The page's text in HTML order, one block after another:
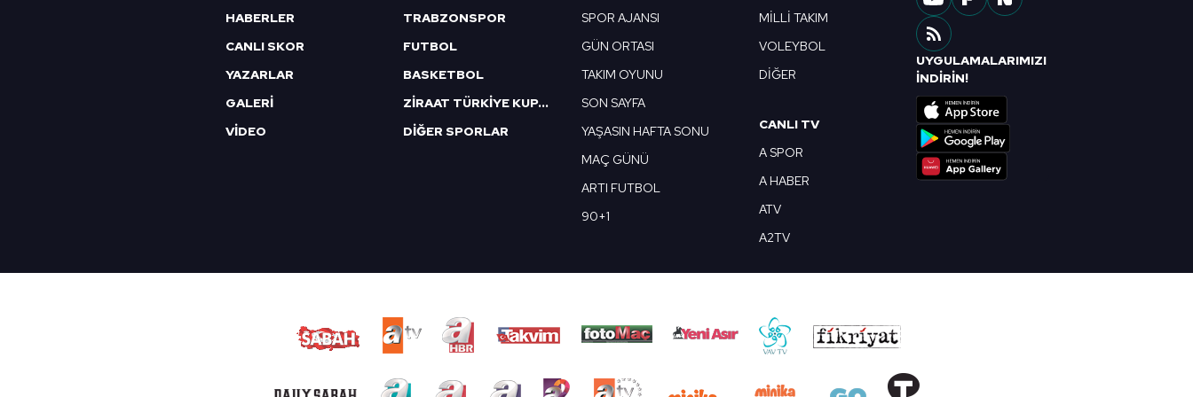
HABERLER
CANLI SKOR
YAZARLAR
GALERİ
VİDEO
TRABZONSPOR
FUTBOL
BASKETBOL
ZİRAAT TÜRKİYE KUPASI
DİĞER SPORLAR
SPOR AJANSI
GÜN ORTASI
TAKIM OYUNU
SON SAYFA
YAŞASIN HAFTA SONU
MAÇ GÜNÜ
ARTI FUTBOL
90+1
MİLLİ TAKIM
VOLEYBOL
DİĞER
CANLI TV
A SPOR
A HABER
ATV
A2TV
UYGULAMALARIMIZI
İNDİRİN!